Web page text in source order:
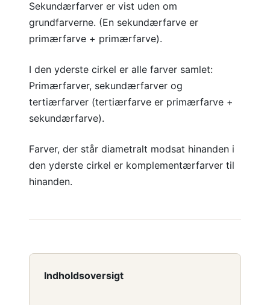
Indholdsoversigt
Sekundærfarver er vist uden om
grundfarverne. (En sekundærfarve er
primærfarve + primærfarve).
I den yderste cirkel er alle farver samlet:
Primærfarver, sekundærfarver og
tertiærfarver (tertiærfarve er primærfarve +
sekundærfarve).
Farver, der står diametralt modsat hinanden i
den yderste cirkel er komplementærfarver til
hinanden.